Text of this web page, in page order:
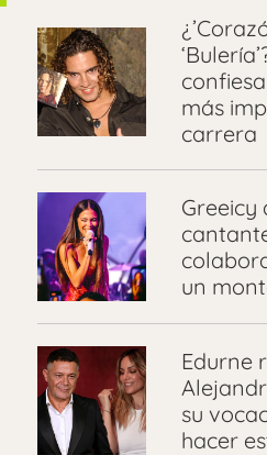
más
carrera
Greeicy
un
Edurne
su
hacer